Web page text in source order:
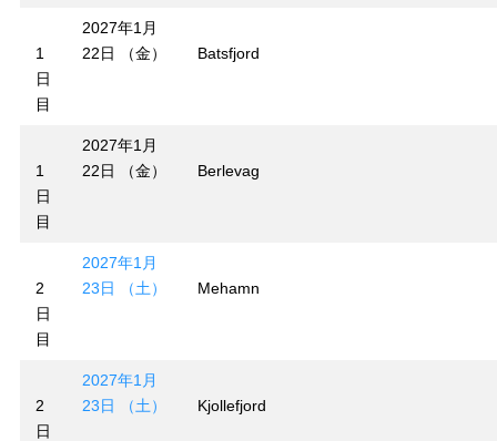
1
日
目
2027年1月
22日 （金）
Batsfjord
1
日
目
2027年1月
22日 （金）
Berlevag
2
日
目
2027年1月
23日 （土）
Mehamn
2
日
2027年1月
23日 （土）
Kjollefjord